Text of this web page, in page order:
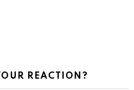
REACTION?